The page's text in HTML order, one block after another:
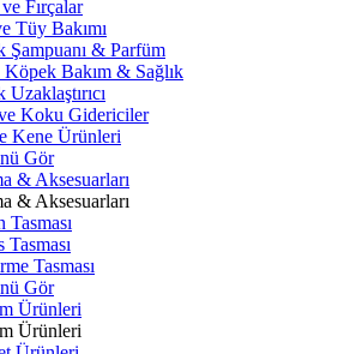
Fırçalar
Tüy Bakımı
Şampuanı & Parfüm
Bakım & Sağlık
Koku Gidericiler
Kene Ürünleri
Gör
& Aksesuarları
& Aksesuarları
Tasması
Tasması
Tasması
Gör
Ürünleri
Ürünleri